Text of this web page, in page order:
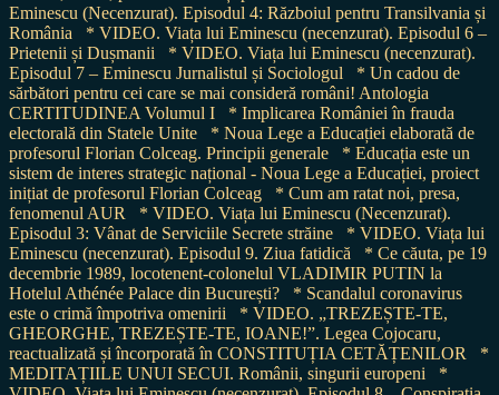
Eminescu (Necenzurat). Episodul 4: Războiul pentru Transilvania și
România
* VIDEO. Viața lui Eminescu (necenzurat). Episodul 6 –
Prietenii și Dușmanii
* VIDEO. Viața lui Eminescu (necenzurat).
Episodul 7 – Eminescu Jurnalistul și Sociologul
* Un cadou de
sărbători pentru cei care se mai consideră români! Antologia
CERTITUDINEA Volumul I
* Implicarea României în frauda
electorală din Statele Unite
* Noua Lege a Educației elaborată de
profesorul Florian Colceag. Principii generale
* Educația este un
sistem de interes strategic național - Noua Lege a Educației, proiect
inițiat de profesorul Florian Colceag
* Cum am ratat noi, presa,
fenomenul AUR
* VIDEO. Viața lui Eminescu (Necenzurat).
Episodul 3: Vânat de Serviciile Secrete străine
* VIDEO. Viața lui
Eminescu (necenzurat). Episodul 9. Ziua fatidică
* Ce căuta, pe 19
decembrie 1989, locotenent-colonelul VLADIMIR PUTIN la
Hotelul Athénée Palace din București?
* Scandalul coronavirus
este o crimă împotriva omenirii
* VIDEO. „TREZEȘTE-TE,
GHEORGHE, TREZEȘTE-TE, IOANE!”. Legea Cojocaru,
reactualizată și încorporată în CONSTITUȚIA CETĂȚENILOR
*
MEDITAȚIILE UNUI SECUI. Românii, singurii europeni
*